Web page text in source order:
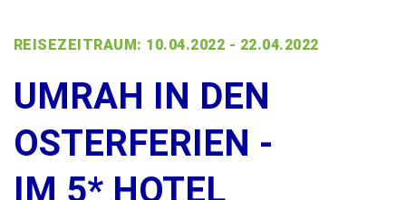
REISEZEITRAUM: 10.04.2022 - 22.04.2022
UMRAH IN DEN
OSTERFERIEN -
IM 5* HOTEL